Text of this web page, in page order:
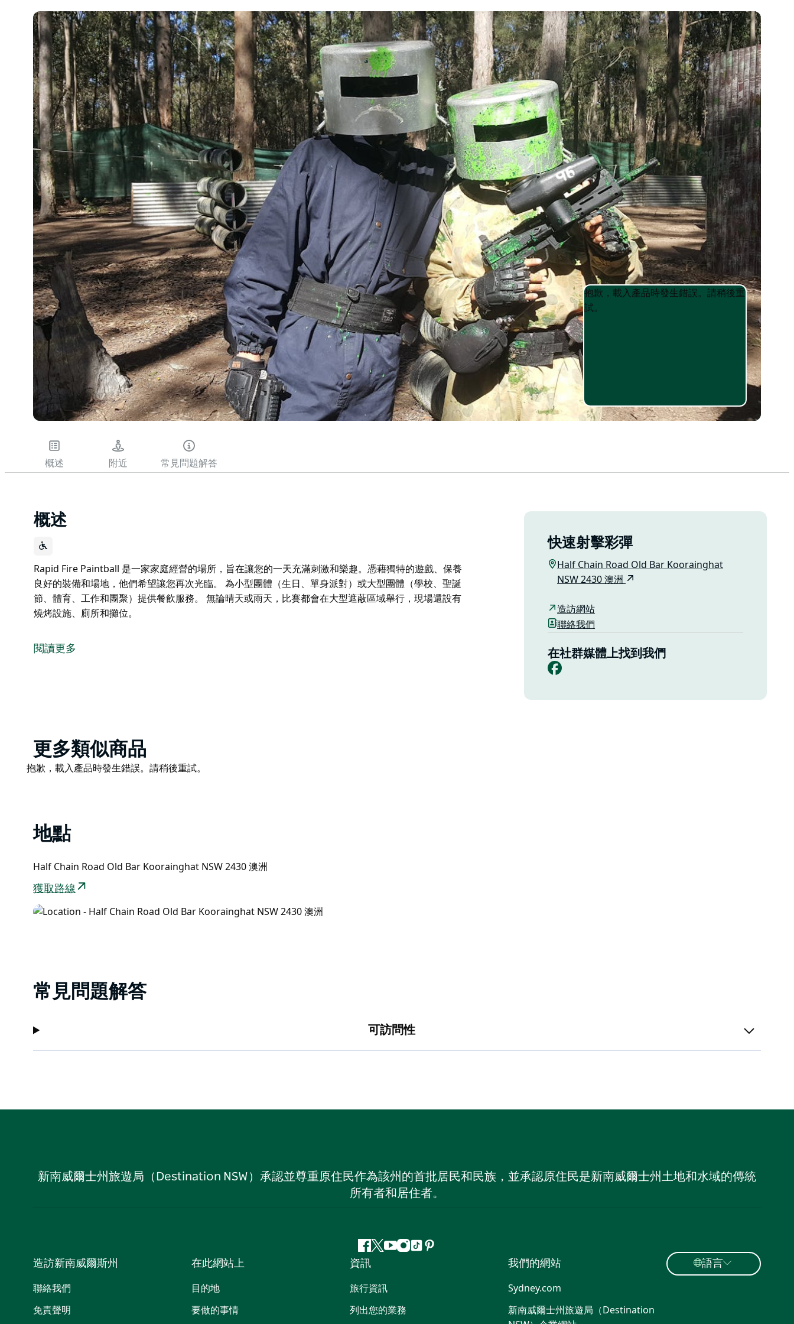
Product
List
Product
List
抱歉，載入產品時發生錯誤。請稍後重
試。
概述 附近 常見問題解答
概述
Rapid Fire Paintball 是一家家庭經營的場所，旨在讓您的一天充滿刺激和樂趣。憑藉獨特的遊戲、保養
良好的裝備和場地，他們希望讓您再次光臨。 為小型團體（生日、單身派對）或大型團體（學校、聖誕
節、體育、工作和團聚）提供餐飲服務。 無論晴天或雨天，比賽都會在大型遮蔽區域舉行，現場還設有
燒烤設施、廁所和攤位。
良好的裝備和場地，他們希望讓您再次光臨。 為小型團體（生日、單身派對）或大型團體（學校、聖誕
節、體育、工作和團聚）提供餐飲服務。
閱讀更多
快速射擊彩彈
Half Chain Road Old Bar Koorainghat
NSW 2430 澳洲
造訪網站
聯絡我們
在社群媒體上找到我們
Facebook
Product
List
更多類似商品
Product
抱歉，載入產品時發生錯誤。請稍後重試。
地點
Half Chain Road Old Bar Koorainghat NSW 2430 澳洲
獲取路線
常見問題解答
可訪問性
新南威爾士州旅遊局（Destination NSW）承認並尊重原住民作為該州的首批居民和民族，並承認原住民是新南威爾士州土地和水域的傳統
所有者和居住者。
Facebook
嘰
喳
喳
Youtube
Instagram
抖 Pinterest
造訪新南威爾斯州
聯絡我們
免責聲明
在此網站上
目的地
要做的事情
資訊
旅行資訊
列出您的業務
我們的網站
Sydney.com
新南威爾士州旅遊局（Destination
語言